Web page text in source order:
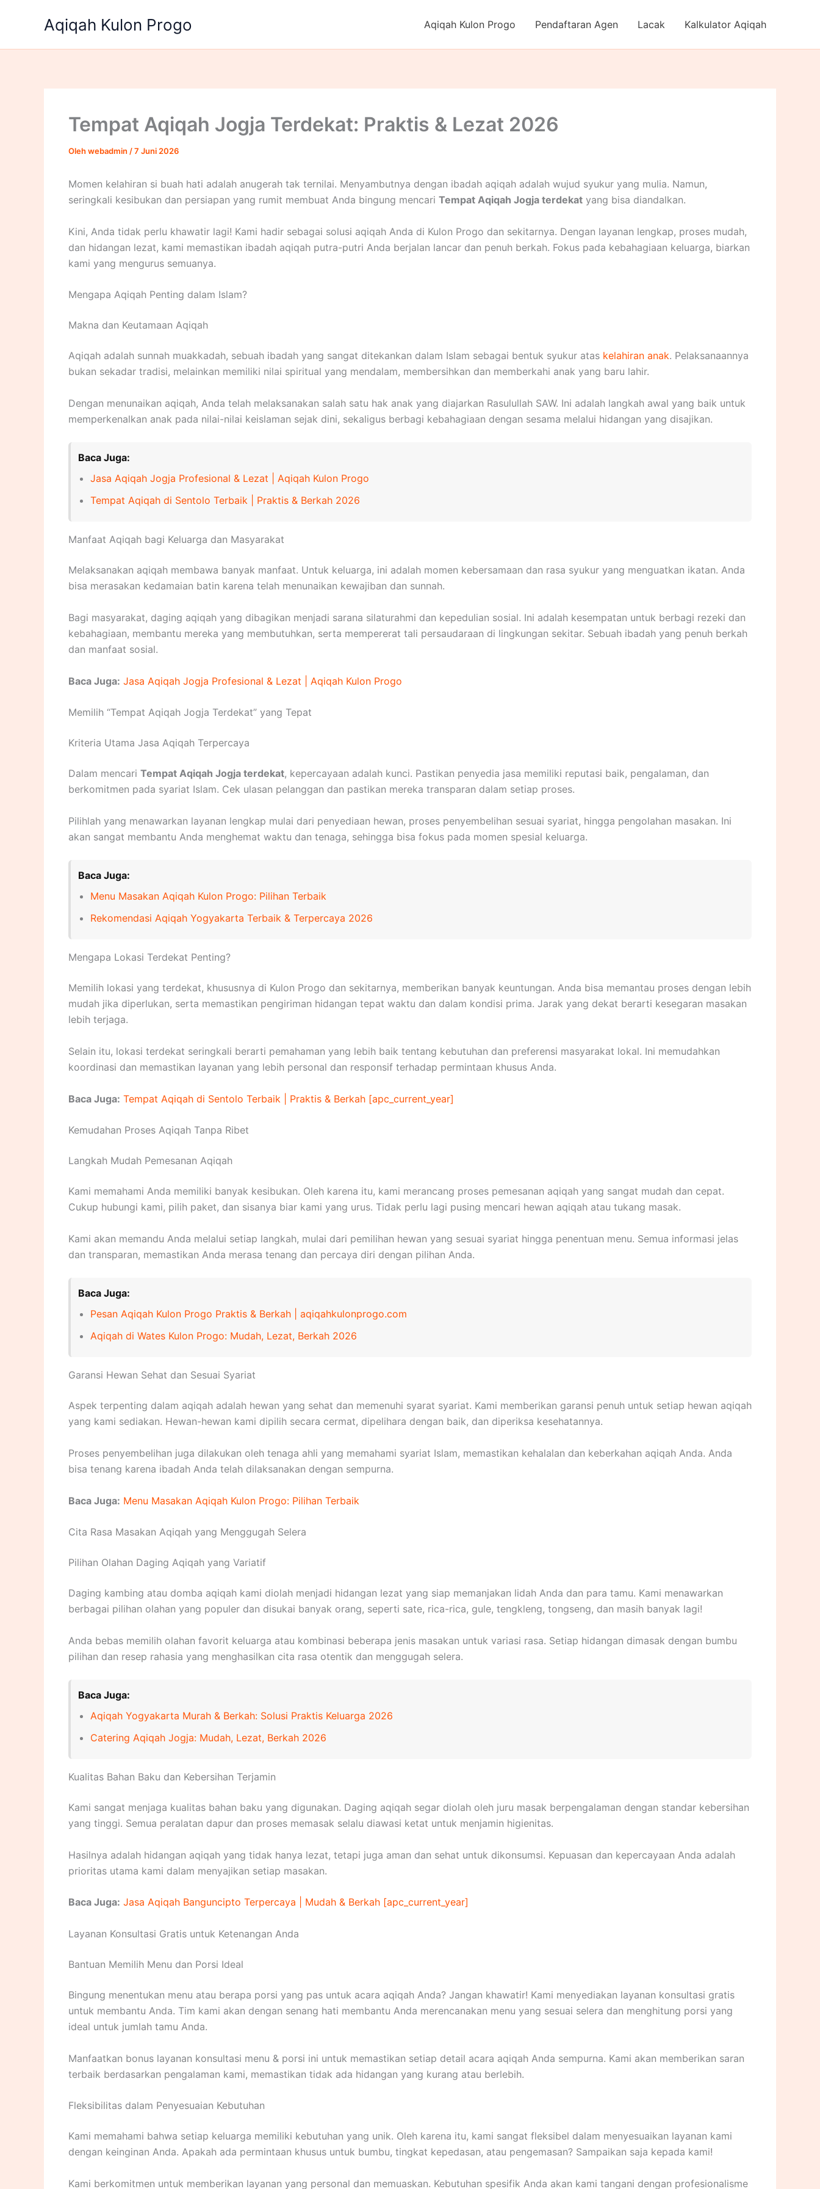
Aqiqah Kulon Progo Aqiqah Kulon Progo Pendaftaran Agen Lacak Kalkulator Aqiqah
Tempat Aqiqah Jogja Terdekat: Praktis & Lezat 2026
Olehwebadmin /7 Juni 2026
Momen kelahiran si buah hati adalah anugerah tak ternilai. Menyambutnya dengan ibadah aqiqah adalah wujud syukur yang mulia. Namun,
seringkali kesibukan dan persiapan yang rumit membuat Anda bingung mencari Tempat Aqiqah Jogja terdekat yang bisa diandalkan.
Kini, Anda tidak perlu khawatir lagi! Kami hadir sebagai solusi aqiqah Anda di Kulon Progo dan sekitarnya. Dengan layanan lengkap, proses mudah,
dan hidangan lezat, kami memastikan ibadah aqiqah putra-putri Anda berjalan lancar dan penuh berkah. Fokus pada kebahagiaan keluarga, biarkan
kami yang mengurus semuanya.
Mengapa Aqiqah Penting dalam Islam?
Makna dan Keutamaan Aqiqah
Aqiqah adalah sunnah muakkadah, sebuah ibadah yang sangat ditekankan dalam Islam sebagai bentuk syukur atas kelahiran anak. Pelaksanaannya
bukan sekadar tradisi, melainkan memiliki nilai spiritual yang mendalam, membersihkan dan memberkahi anak yang baru lahir.
Dengan menunaikan aqiqah, Anda telah melaksanakan salah satu hak anak yang diajarkan Rasulullah SAW. Ini adalah langkah awal yang baik untuk
memperkenalkan anak pada nilai-nilai keislaman sejak dini, sekaligus berbagi kebahagiaan dengan sesama melalui hidangan yang disajikan.
Baca Juga:
Jasa Aqiqah Jogja Profesional & Lezat | Aqiqah Kulon Progo
Tempat Aqiqah di Sentolo Terbaik | Praktis & Berkah 2026
Manfaat Aqiqah bagi Keluarga dan Masyarakat
Melaksanakan aqiqah membawa banyak manfaat. Untuk keluarga, ini adalah momen kebersamaan dan rasa syukur yang menguatkan ikatan. Anda
bisa merasakan kedamaian batin karena telah menunaikan kewajiban dan sunnah.
Bagi masyarakat, daging aqiqah yang dibagikan menjadi sarana silaturahmi dan kepedulian sosial. Ini adalah kesempatan untuk berbagi rezeki dan
kebahagiaan, membantu mereka yang membutuhkan, serta mempererat tali persaudaraan di lingkungan sekitar. Sebuah ibadah yang penuh berkah
dan manfaat sosial.
Baca Juga: Jasa Aqiqah Jogja Profesional & Lezat | Aqiqah Kulon Progo
Memilih “Tempat Aqiqah Jogja Terdekat” yang Tepat
Kriteria Utama Jasa Aqiqah Terpercaya
Dalam mencari Tempat Aqiqah Jogja terdekat, kepercayaan adalah kunci. Pastikan penyedia jasa memiliki reputasi baik, pengalaman, dan
berkomitmen pada syariat Islam. Cek ulasan pelanggan dan pastikan mereka transparan dalam setiap proses.
Pilihlah yang menawarkan layanan lengkap mulai dari penyediaan hewan, proses penyembelihan sesuai syariat, hingga pengolahan masakan. Ini
akan sangat membantu Anda menghemat waktu dan tenaga, sehingga bisa fokus pada momen spesial keluarga.
Baca Juga:
Menu Masakan Aqiqah Kulon Progo: Pilihan Terbaik
Rekomendasi Aqiqah Yogyakarta Terbaik & Terpercaya 2026
Mengapa Lokasi Terdekat Penting?
Memilih lokasi yang terdekat, khususnya di Kulon Progo dan sekitarnya, memberikan banyak keuntungan. Anda bisa memantau proses dengan lebih
mudah jika diperlukan, serta memastikan pengiriman hidangan tepat waktu dan dalam kondisi prima. Jarak yang dekat berarti kesegaran masakan
lebih terjaga.
Selain itu, lokasi terdekat seringkali berarti pemahaman yang lebih baik tentang kebutuhan dan preferensi masyarakat lokal. Ini memudahkan
koordinasi dan memastikan layanan yang lebih personal dan responsif terhadap permintaan khusus Anda.
Baca Juga: Tempat Aqiqah di Sentolo Terbaik | Praktis & Berkah [apc_current_year]
Kemudahan Proses Aqiqah Tanpa Ribet
Langkah Mudah Pemesanan Aqiqah
Kami memahami Anda memiliki banyak kesibukan. Oleh karena itu, kami merancang proses pemesanan aqiqah yang sangat mudah dan cepat.
Cukup hubungi kami, pilih paket, dan sisanya biar kami yang urus. Tidak perlu lagi pusing mencari hewan aqiqah atau tukang masak.
Kami akan memandu Anda melalui setiap langkah, mulai dari pemilihan hewan yang sesuai syariat hingga penentuan menu. Semua informasi jelas
dan transparan, memastikan Anda merasa tenang dan percaya diri dengan pilihan Anda.
Baca Juga:
Pesan Aqiqah Kulon Progo Praktis & Berkah | aqiqahkulonprogo.com
Aqiqah di Wates Kulon Progo: Mudah, Lezat, Berkah 2026
Garansi Hewan Sehat dan Sesuai Syariat
Aspek terpenting dalam aqiqah adalah hewan yang sehat dan memenuhi syarat syariat. Kami memberikan garansi penuh untuk setiap hewan aqiqah
yang kami sediakan. Hewan-hewan kami dipilih secara cermat, dipelihara dengan baik, dan diperiksa kesehatannya.
Proses penyembelihan juga dilakukan oleh tenaga ahli yang memahami syariat Islam, memastikan kehalalan dan keberkahan aqiqah Anda. Anda
bisa tenang karena ibadah Anda telah dilaksanakan dengan sempurna.
Baca Juga: Menu Masakan Aqiqah Kulon Progo: Pilihan Terbaik
Cita Rasa Masakan Aqiqah yang Menggugah Selera
Pilihan Olahan Daging Aqiqah yang Variatif
Daging kambing atau domba aqiqah kami diolah menjadi hidangan lezat yang siap memanjakan lidah Anda dan para tamu. Kami menawarkan
berbagai pilihan olahan yang populer dan disukai banyak orang, seperti sate, rica-rica, gule, tengkleng, tongseng, dan masih banyak lagi!
Anda bebas memilih olahan favorit keluarga atau kombinasi beberapa jenis masakan untuk variasi rasa. Setiap hidangan dimasak dengan bumbu
pilihan dan resep rahasia yang menghasilkan cita rasa otentik dan menggugah selera.
Baca Juga:
Aqiqah Yogyakarta Murah & Berkah: Solusi Praktis Keluarga 2026
Catering Aqiqah Jogja: Mudah, Lezat, Berkah 2026
Kualitas Bahan Baku dan Kebersihan Terjamin
Kami sangat menjaga kualitas bahan baku yang digunakan. Daging aqiqah segar diolah oleh juru masak berpengalaman dengan standar kebersihan
yang tinggi. Semua peralatan dapur dan proses memasak selalu diawasi ketat untuk menjamin higienitas.
Hasilnya adalah hidangan aqiqah yang tidak hanya lezat, tetapi juga aman dan sehat untuk dikonsumsi. Kepuasan dan kepercayaan Anda adalah
prioritas utama kami dalam menyajikan setiap masakan.
Baca Juga: Jasa Aqiqah Banguncipto Terpercaya | Mudah & Berkah [apc_current_year]
Layanan Konsultasi Gratis untuk Ketenangan Anda
Bantuan Memilih Menu dan Porsi Ideal
Bingung menentukan menu atau berapa porsi yang pas untuk acara aqiqah Anda? Jangan khawatir! Kami menyediakan layanan konsultasi gratis
untuk membantu Anda. Tim kami akan dengan senang hati membantu Anda merencanakan menu yang sesuai selera dan menghitung porsi yang
ideal untuk jumlah tamu Anda.
Manfaatkan bonus layanan konsultasi menu & porsi ini untuk memastikan setiap detail acara aqiqah Anda sempurna. Kami akan memberikan saran
terbaik berdasarkan pengalaman kami, memastikan tidak ada hidangan yang kurang atau berlebih.
Fleksibilitas dalam Penyesuaian Kebutuhan
Kami memahami bahwa setiap keluarga memiliki kebutuhan yang unik. Oleh karena itu, kami sangat fleksibel dalam menyesuaikan layanan kami
dengan keinginan Anda. Apakah ada permintaan khusus untuk bumbu, tingkat kepedasan, atau pengemasan? Sampaikan saja kepada kami!
Kami berkomitmen untuk memberikan layanan yang personal dan memuaskan. Kebutuhan spesifik Anda akan kami tangani dengan profesionalisme